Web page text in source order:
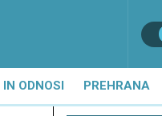
ODNOSI PREHRANA